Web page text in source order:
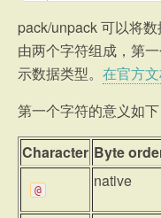
pack/unpack 可以将
由两个字符组成，第
示数据类型。 在官方
第一个字符的意义如下
Character Byte
@ native